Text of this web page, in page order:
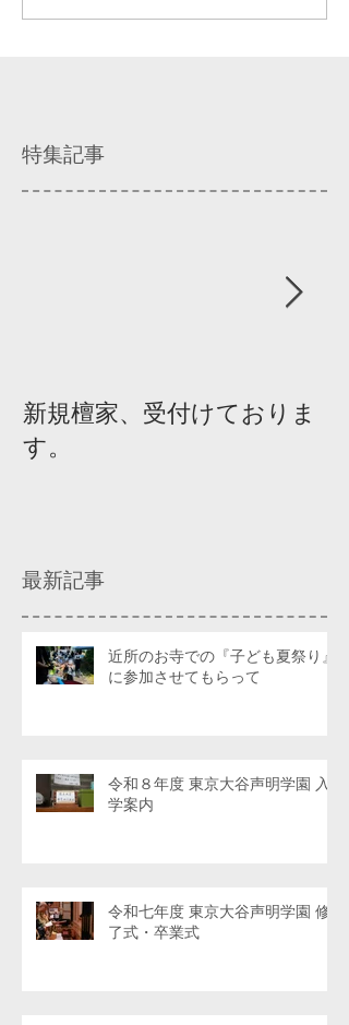
特集記事
新規檀家、受付けておりま
す。
最新記事
近所のお寺での『子ども夏祭り』
に参加させてもらって
令和８年度 東京大谷声明学園 入
学案内
令和七年度 東京大谷声明学園 修
了式・卒業式